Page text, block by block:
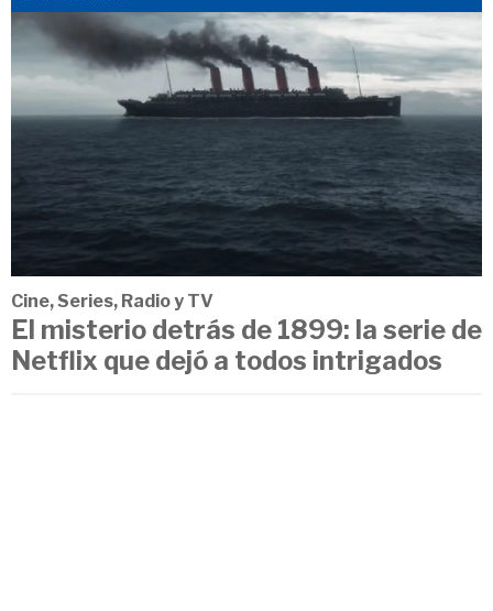
Cine, Series, Radio y TV
El misterio detrás de 1899: la serie de
Netflix que dejó a todos intrigados